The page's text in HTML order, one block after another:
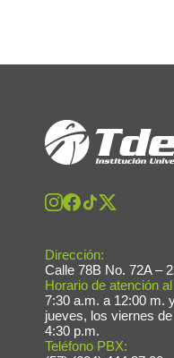
Dirección:
Calle 78B No. 72A –
Horario de atención
7:30 a.m. a 12:00 m.
jueves, los viernes
4:30 p.m.
Teléfono PBX: